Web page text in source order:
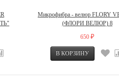
Микрофибра - велюр FLORY
(ФЛОРИ ВЕЛЮР) 8
650 ₽